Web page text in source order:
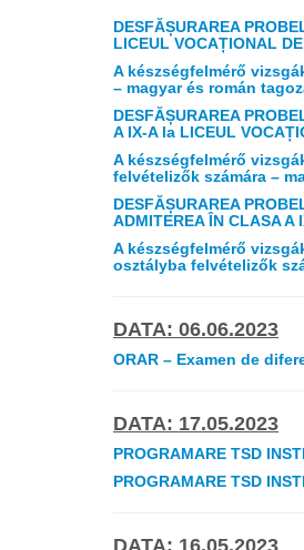
DESFĂȘURAREA
LICEUL VOCAȚIONAL
A készségfelmérő
– magyar és román
DESFĂȘURAREA
A IX-A la LICEUL
A készségfelmérő
felvételizők számára –
DESFĂȘURAREA
ADMITEREA ÎN CLASA A
A készségfelmérő
osztályba felvételizők
DATA: 06.06.2023
ORAR – Examen de
DATA: 17.05.2023
PROGRAMARE TSD
PROGRAMARE TSD